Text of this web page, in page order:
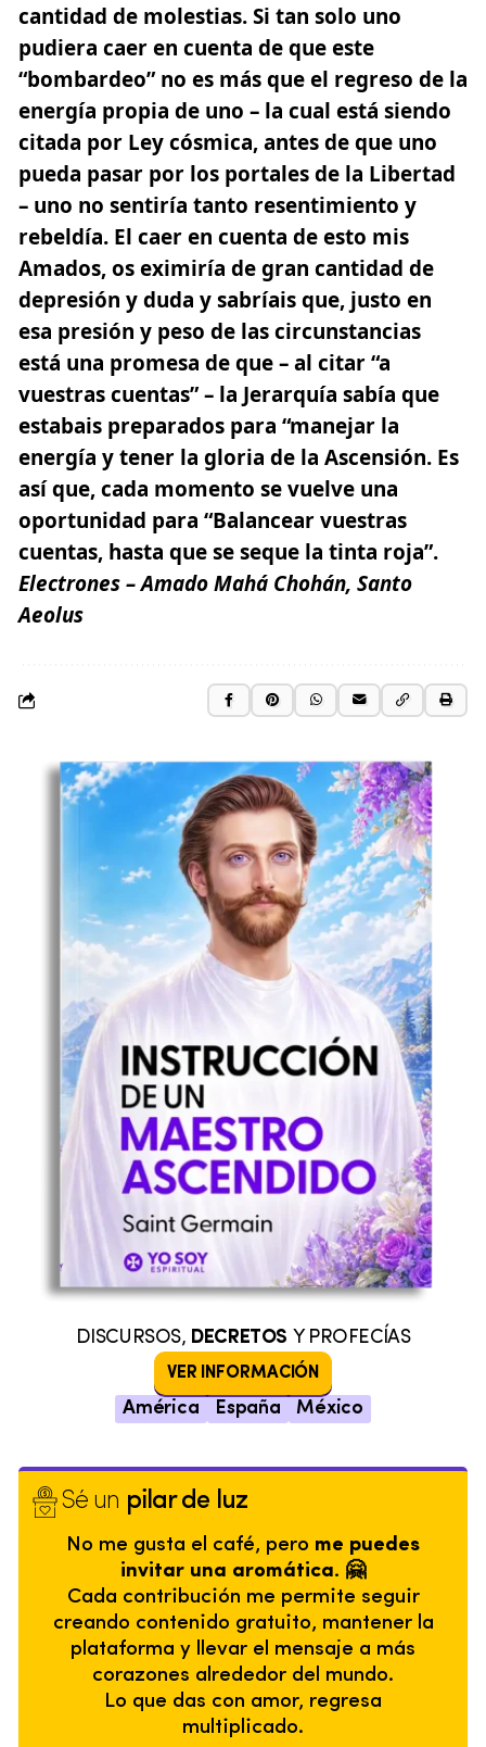
cantidad de molestias. Si tan solo uno
pudiera caer en cuenta de que este
“bombardeo” no es más que el regreso de la
energía propia de uno – la cual está siendo
citada por Ley cósmica,antes de que uno
pueda pasar por los portales de la Libertad
– uno no sentiría tanto resentimiento y
rebeldía. El caer en cuenta de esto mis
Amados, os eximiría de gran cantidad de
depresión y duda y sabríais que, justo en
esa presión y peso de las circunstancias
está una promesa de que – al citar “a
vuestras cuentas” – la Jerarquía sabía que
estabais preparados para “manejar la
energía y tener la gloria de la Ascensión. Es
así que, cada momento se vuelve una
oportunidad para “Balancear vuestras
cuentas, hasta que se seque la tinta roja”.
Electrones – Amado Mahá Chohán, Santo
Aeolus
DISCURSOS, DECRETOS Y PROFECÍAS
VER INFORMACIÓN
América España México
Sé un pilar de luz
No me gusta el café, pero me puedes
invitar una aromática. 🤗
Cada contribución me permite seguir
creando contenido gratuito, mantener la
plataforma y llevar el mensaje a más
corazones alrededor del mundo.
Lo que das con amor, regresa
multiplicado.